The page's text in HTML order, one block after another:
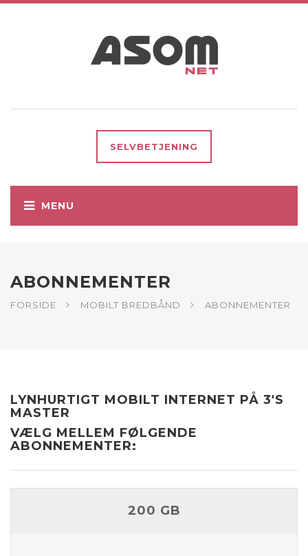
SELVBETJENING
ABONNEMENTER
FORSIDE MOBILT BREDBÅND ABONNEMENTER
LYNHURTIGT MOBILT INTERNET PÅ 3'S
MASTER
VÆLG MELLEM FØLGENDE
ABONNEMENTER:
200 GB